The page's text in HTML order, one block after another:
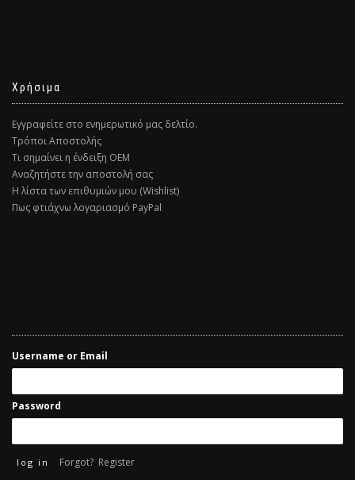
Χρήσιμα
Εγγραφείτε στο ενημερωτικό μας δελτίο.
Τρόποι Αποστολής
Τι σημαίνει η ένδειξη ΟΕΜ
Αναζητήστε την αποστολή σας
Η λίστα των επιθυμιών μου (Wishlist)
Πως φτιάχνω λογαριασμό PayPal
Username or Email
Password
Forgot? Register